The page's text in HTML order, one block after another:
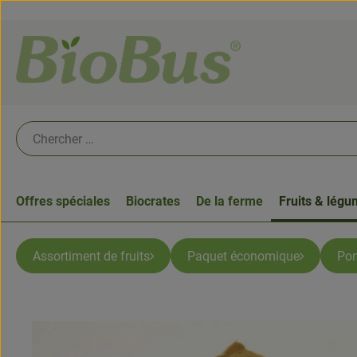
Offres spéciales Biocrates De la ferme Fruits &
Assortiment de fruits Paquet économique